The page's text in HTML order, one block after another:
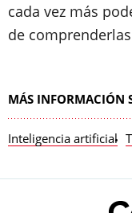
cada vez más
de
MÁS INFORMACIÓN
Inteligencia artificial